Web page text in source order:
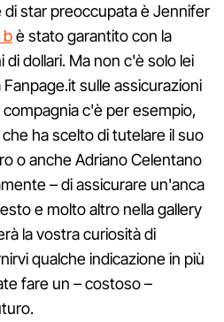
di star preoccupata è Jennifer
bè stato garantito con la
di dollari. Ma non c'è solo lei
sulle assicurazioni
c'è per esempio,
che ha scelto di tutelare il suo
o anche Adriano Celentano
– di assicurare un'anca
e molto altro nella gallery
la vostra curiosità di
qualche indicazione in più
fare un – costoso –